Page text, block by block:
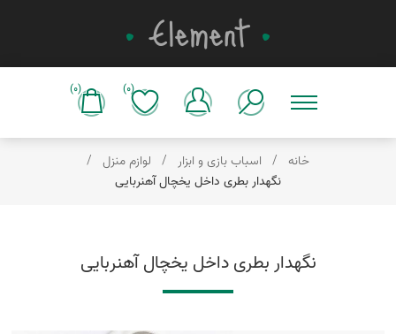
(0)
(0)
خانه / اسباب بازی و ابزار / لوازم منزل /
نگهدار بطری داخل یخچال آهنربایی
نگهدار بطری داخل یخچال آهنربایی